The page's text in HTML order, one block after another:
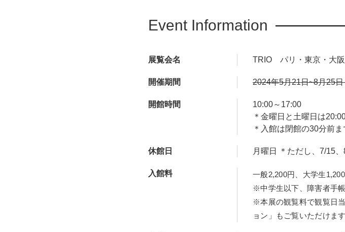
Event Information
展覧会名 TRIO パリ・東京・大阪
開催期間 2024年5月21日~8月25日
開館時間
10:00～17:00
＊金曜日と土曜日は
＊入館は閉館の30分前ま
休館日 月曜日 ＊ただし、7/15
入館料
一般2,200円、大学生
※中学生以下、障害者手
※本展の観覧料で観覧日
ョン」もご覧いただけます